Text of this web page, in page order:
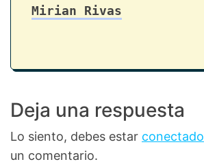
Mirian Rivas
Deja una respuesta
Lo siento, debes estar conectado
un comentario.